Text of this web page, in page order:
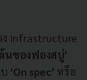
ง Infrastructure
นของฟองสบู่’
‘On spec’ หรือ